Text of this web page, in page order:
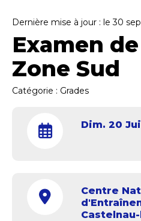
Dernière mise à jour : le 30
Examen
Zone Sud
Catégorie : Grades
Dim. 20
Centre